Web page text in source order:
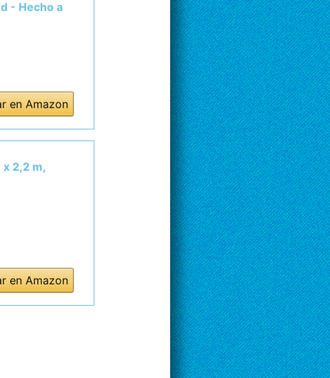
- Hecho a
en Amazon
x 2,2 m,
en Amazon